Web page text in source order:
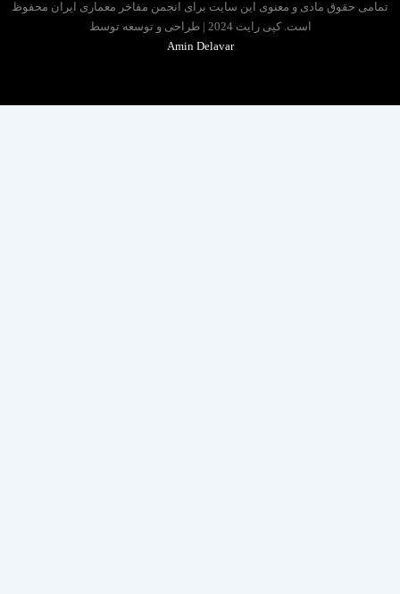
حقوق مادی و معنوی این سایت برای انجمن مفاخر معماری ایران محفوظ
است. کپی رایت 2024 | طراحی و توسعه توسط
Amin Delavar